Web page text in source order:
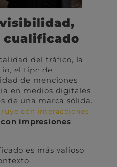
cualificado
del tráfico, la
el tipo de
de menciones
en medios digitales
de una marca sólida.
con interacciones
impresiones
es más valioso